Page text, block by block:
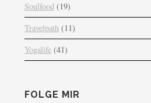
Soulfood(19)
Travelpath(11)
Yogalife(41)
FOLGE MIR